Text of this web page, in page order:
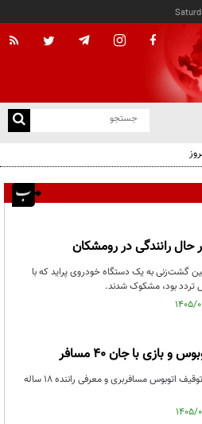
گشت‌زنی به یک دستگاه خودروی پراید که با
تردد بود، مشکوک شدند.
رئیس پلیس راه شمال استان کرمان از توقیف اتوبوس مسافربری و معرفی راننده ۱۸ ساله